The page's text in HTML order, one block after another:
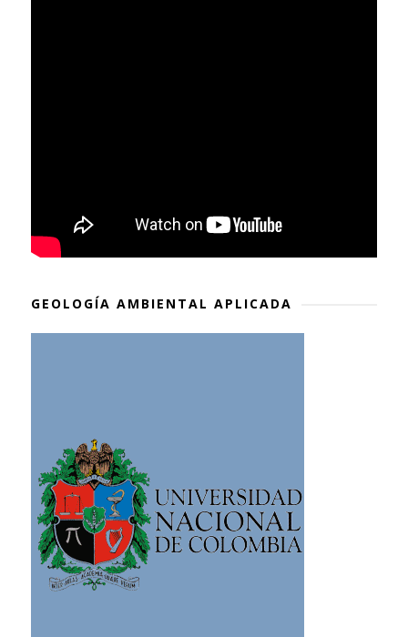
GEOLOGÍA AMBIENTAL APLICADA